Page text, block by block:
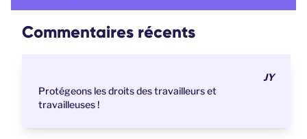
Commentaires récents
JY
Protégeons les droits des travailleurs et
travailleuses !